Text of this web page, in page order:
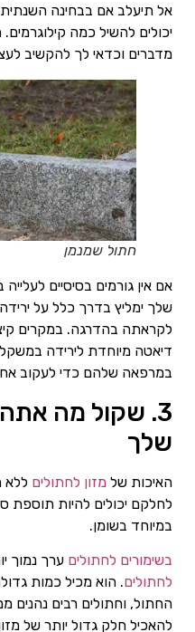
אל תיעלב אם בבחינה השנתית
יכולים להשיל כמה
מדברים וכדאי לך להקשיב
חתול שמנמן
אם אין גורמים בסיסיים
שלך ימליץ בדרך כלל על
לקראתה בהדרגה. במקרים
דיאטה מיוחדת לירידה
במרפאה שלהם כדי לעקוב
3. שקול מה
שלך
האיכות של מזון לחתולים ללא
לחלקם יכולים להיות תוספת
במיוחד בשומן.
בשימורים לחתולים ערך נמוך
לחתולים. הוא מכיל כמות
החתול, וחתולים רבים נהנים
להאכיל חלק גדול יותר של